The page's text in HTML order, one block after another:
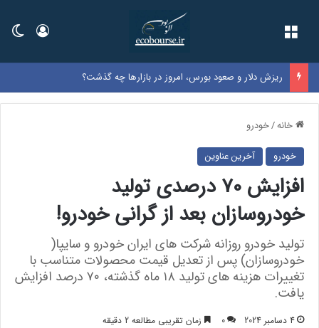
ورود
ریزش دلار و صعود بورس، امروز در بازارها چه گذشت؟
خانه/خودرو
خودرو آخرین عناوین
افزایش 70 درصدی تولید
خودروسازان بعد از گرانی خودرو!
تولید خودرو روزانه شرکت های ایران خودرو و سایپا(
خودروسازان) پس از تعدیل قیمت محصولات متناسب با
تغییرات هزینه های تولید ۱۸ ماه گذشته، ۷۰ درصد افزایش
یافت.
4 دسامبر 2024 0 زمان تقریبی مطالعه 2 دقیقه